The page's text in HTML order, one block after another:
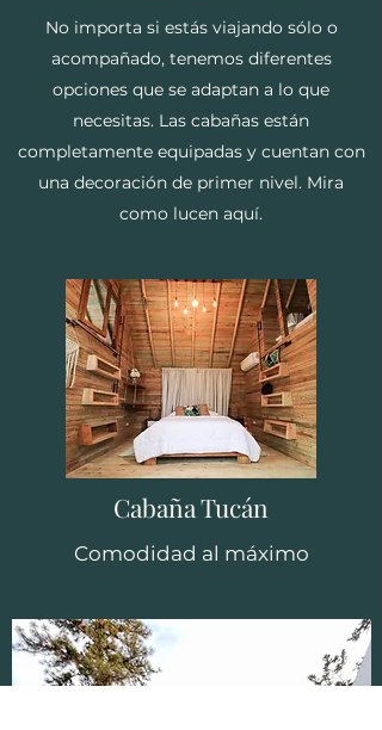
No importa si estás viajando sólo o
acompañado, tenemos diferentes
opciones que se adaptan a lo que
necesitas. Las cabañas están
completamente equipadas y cuentan con
una decoración de primer nivel. Mira
como lucen aquí.
Cabaña Tucán
Comodidad al máximo